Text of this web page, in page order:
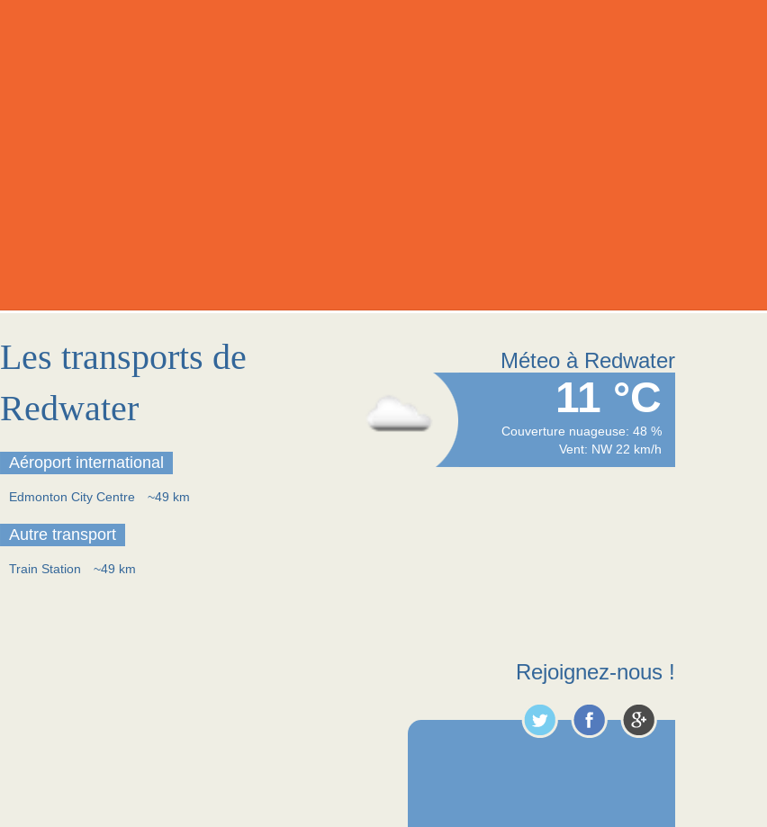
Les transports de
Redwater
Aéroport international
Edmonton City Centre ~49 km
Autre transport
Train Station ~49 km
Méteo à Redwater
11 °C
Couverture nuageuse: 48 %
Vent: NW 22 km/h
Rejoignez-nous !